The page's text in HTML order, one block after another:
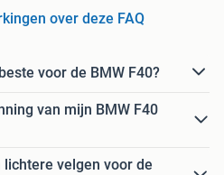
over deze FAQ
voor de BMW F40?
van mijn BMW F40
velgen voor de